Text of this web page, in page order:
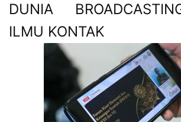
DUNIA
ILMU KONTAK